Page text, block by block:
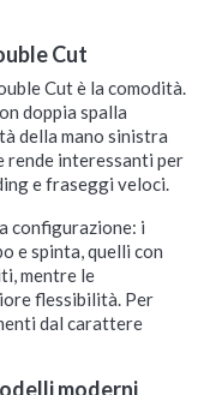
Cut
Cut è la comodità.
doppia spalla
della mano sinistra
rende interessanti per
e fraseggi veloci.
configurazione: i
e spinta, quelli con
mentre le
flessibilità. Per
dal carattere
moderni